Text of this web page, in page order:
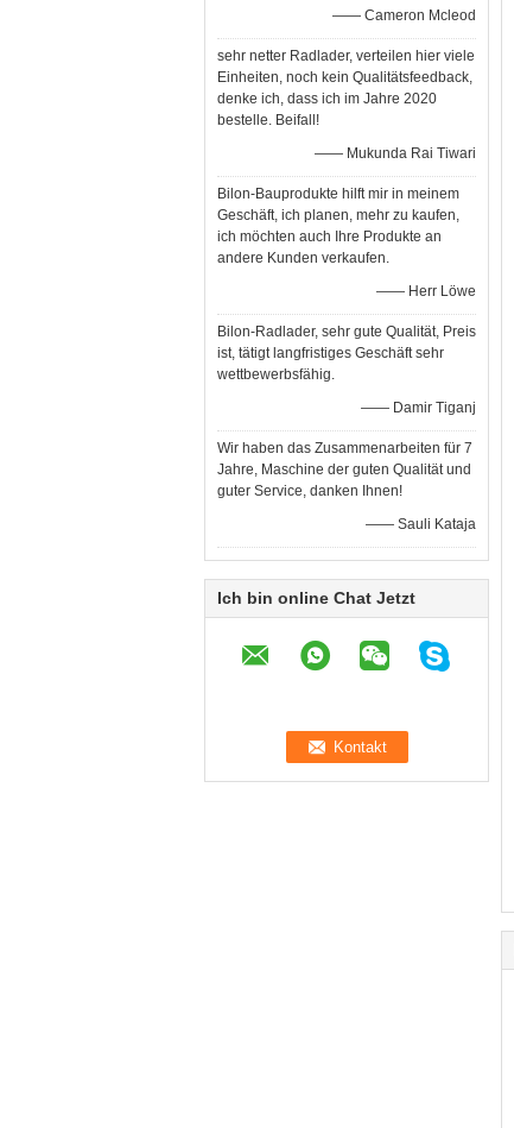
—— Cameron Mcleod
sehr netter Radlader, verteilen hier viele
Einheiten, noch kein Qualitätsfeedback,
denke ich, dass ich im Jahre 2020
bestelle. Beifall!
—— Mukunda Rai Tiwari
Bilon-Bauprodukte hilft mir in meinem
Geschäft, ich planen, mehr zu kaufen,
ich möchten auch Ihre Produkte an
andere Kunden verkaufen.
—— Herr Löwe
Bilon-Radlader, sehr gute Qualität, Preis
ist, tätigt langfristiges Geschäft sehr
wettbewerbsfähig.
—— Damir Tiganj
Wir haben das Zusammenarbeiten für 7
Jahre, Maschine der guten Qualität und
guter Service, danken Ihnen!
—— Sauli Kataja
Ich bin online Chat Jetzt